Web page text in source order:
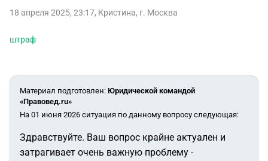
18 апреля 2025, 23:17, Кристина, г. Москва
штраф
Материал подготовлен: Юридической командой
«Правовед.ru»
На 01 июня 2026 ситуация по данному вопросу следующая:
Здравствуйте. Ваш вопрос крайне актуален и
затрагивает очень важную проблему -